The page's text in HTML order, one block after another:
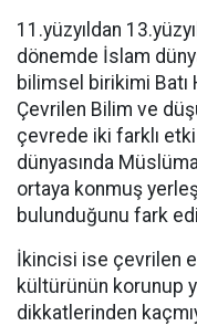
11.yüzyıldan
dönemde İslam
bilimsel birikimi Batı
Çevrilen Bilim ve
çevrede iki farklı
dünyasında
ortaya konmuş
bulunduğunu fark
İkincisi ise çevrilen
kültürünün korunup
dikkatlerinden